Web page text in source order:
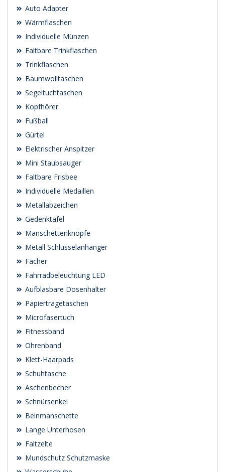
Auto Adapter
Wärmflaschen
Individuelle Münzen
Faltbare Trinkflaschen
Trinkflaschen
Baumwolltaschen
Segeltuchtaschen
Kopfhörer
Fußball
Gürtel
Elektrischer Anspitzer
Mini Staubsauger
Faltbare Frisbee
Individuelle Medaillen
Metallabzeichen
Gedenktafel
Manschettenknöpfe
Metall Schlüsselanhänger
Fächer
Fahrradbeleuchtung LED
Aufblasbare Dosenhalter
Papiertragetaschen
Microfasertuch
Fitnessband
Ohrenband
Klett-Haarpads
Schuhtasche
Aschenbecher
Schnürsenkel
Beinmanschette
Lange Unterhosen
Faltzelte
Mundschutz Schutzmaske